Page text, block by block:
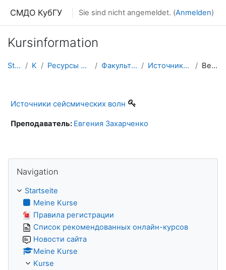
СМДО КубГУ Sie sind nicht angemeldet. (Anmelden)
Kursinformation
Startseite Kurse Ресурсы подразделений КубГУ Факультет Геологический Источники сейсмических волн Beschreibung
Источники сейсмических волн
Преподаватель: Евгения Захарченко
Navigation
Startseite
Meine Kurse
Правила регистрации
Список рекомендованных онлайн-курсов
Новости сайта
Meine Kurse
Kurse